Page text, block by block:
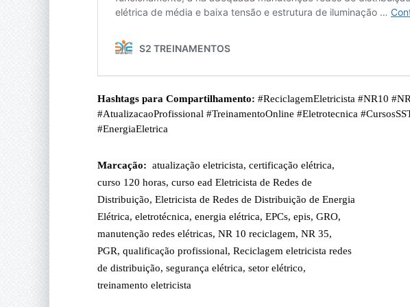
Hashtags para Compartilhamento: #ReciclagemEletricista #NR10
#AtualizacaoProfissional #TreinamentoOnline #Eletrotecnica
#EnergiaEletrica
Marcação: atualização eletricista, certificação elétrica,
curso 120 horas, curso ead Eletricista de Redes de
Distribuição, Eletricista de Redes de Distribuição de Energia
Elétrica, eletrotécnica, energia elétrica, EPCs, epis, GRO,
manutenção redes elétricas, NR 10 reciclagem, NR 35,
PGR, qualificação profissional, Reciclagem eletricista redes
de distribuição, segurança elétrica, setor elétrico,
treinamento eletricista